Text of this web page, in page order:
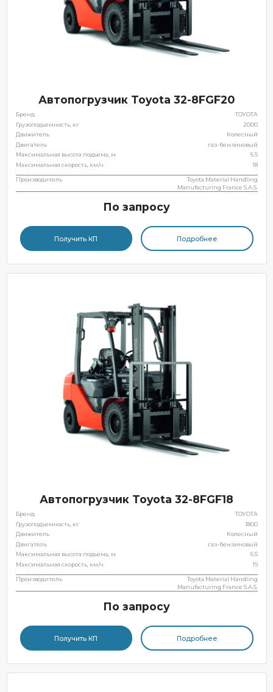
Автопогрузчик Toyota 32-8FGF20
Бренд
TOYOTA
Грузоподъемность, кг
2000
Движитель
Колесный
Двигатель
газ-бензиновый
Максимальная высота подъема, м
6.5
Максимальная скорость, км/ч
18
Производитель
Toyota Material Handling
Manufacturing France S.A.S.
По запросу
Получить КП Подробнее
Автопогрузчик Toyota 32-8FGF18
Бренд
TOYOTA
Грузоподъемность, кг
1800
Движитель
Колесный
Двигатель
газ-бензиновый
Максимальная высота подъема, м
6.5
Максимальная скорость, км/ч
19
Производитель
Toyota Material Handling
Manufacturing France S.A.S.
По запросу
Получить КП Подробнее